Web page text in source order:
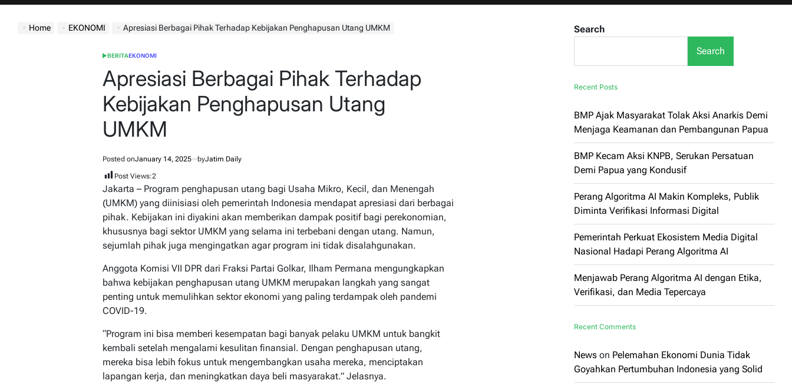
jatimdaily.com
Home EKONOMI Apresiasi Berbagai Pihak Terhadap Kebijakan Penghapusan Utang UMKM
POSTED
BERITAEKONOMI
Apresiasi Berbagai Pihak Terhadap
Kebijakan Penghapusan Utang
UMKM
Posted onJanuary 14, 2025 byJatim Daily
Post Views:2
Jakarta – Program penghapusan utang bagi Usaha Mikro, Kecil, dan Menengah
(UMKM) yang diinisiasi oleh pemerintah Indonesia mendapat apresiasi dari berbagai
pihak. Kebijakan ini diyakini akan memberikan dampak positif bagi perekonomian,
khususnya bagi sektor UMKM yang selama ini terbebani dengan utang. Namun,
sejumlah pihak juga mengingatkan agar program ini tidak disalahgunakan.
Anggota Komisi VII DPR dari Fraksi Partai Golkar, Ilham Permana mengungkapkan
bahwa kebijakan penghapusan utang UMKM merupakan langkah yang sangat
penting untuk memulihkan sektor ekonomi yang paling terdampak oleh pandemi
COVID-19.
“Program ini bisa memberi kesempatan bagi banyak pelaku UMKM untuk bangkit
kembali setelah mengalami kesulitan finansial. Dengan penghapusan utang,
mereka bisa lebih fokus untuk mengembangkan usaha mereka, menciptakan
lapangan kerja, dan meningkatkan daya beli masyarakat.” Jelasnya.
Search
Search
Recent Posts
BMP Ajak Masyarakat Tolak Aksi Anarkis Demi
Menjaga Keamanan dan Pembangunan Papua
BMP Kecam Aksi KNPB, Serukan Persatuan
Demi Papua yang Kondusif
Perang Algoritma AI Makin Kompleks, Publik
Diminta Verifikasi Informasi Digital
Pemerintah Perkuat Ekosistem Media Digital
Nasional Hadapi Perang Algoritma AI
Menjawab Perang Algoritma AI dengan Etika,
Verifikasi, dan Media Tepercaya
Recent Comments
News on Pelemahan Ekonomi Dunia Tidak
Goyahkan Pertumbuhan Indonesia yang Solid